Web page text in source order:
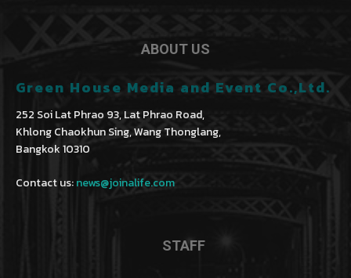
ABOUT US
Green House Media and Event Co.,Ltd.
252 Soi Lat Phrao 93, Lat Phrao Road,
Khlong Chaokhun Sing, Wang Thonglang,
Bangkok 10310
Contact us:news@joinalife.com
STAFF